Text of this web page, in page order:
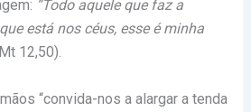
“Todo aquele que faz a
está nos céus, esse é minha
12,50).
“convida-nos a alargar a tenda